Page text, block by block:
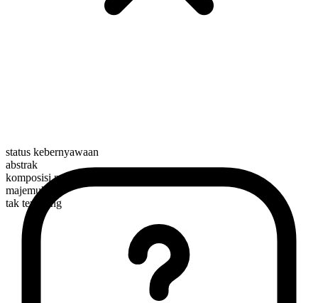
status kebernyawaan
abstrak
komposisi morfologis
majemuk
tak terhitung